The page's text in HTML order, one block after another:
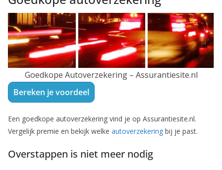
Goedkope Autoverzekering – Assurantiesite.nl
Bereken je voordeel
Een goedkope autoverzekering vind je op Assurantiesite.nl.
Vergelijk premie en bekijk welke autoverzekering bij je past.
Overstappen is niet meer nodig